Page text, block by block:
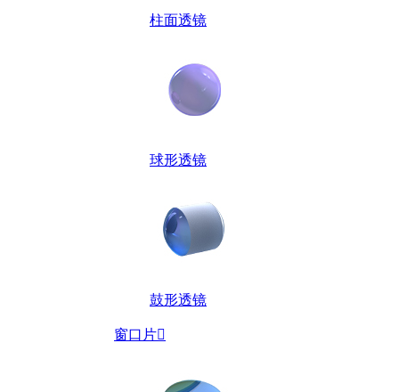
柱面透镜
球形透镜
鼓形透镜
窗口片